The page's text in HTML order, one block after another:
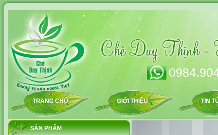
TRANG CHỦ GIỚI THIỆU TIN
SẢN PHẨM